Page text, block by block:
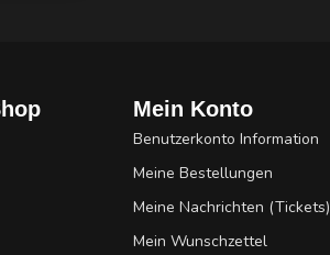
Mein Konto
Benutzerkonto Information
Meine Bestellungen
Meine Nachrichten (Tickets)
Mein Wunschzettel